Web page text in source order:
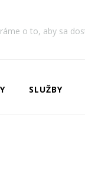
o to, aby sa
SLUŽBY